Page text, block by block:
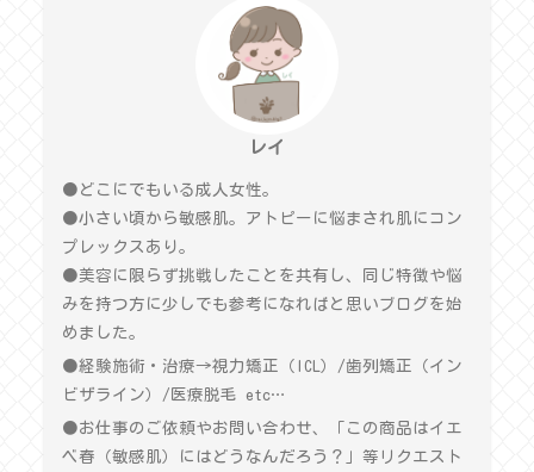
レイ
●どこにでもいる成人女性。
●小さい頃から敏感肌。アトピーに悩まされ肌にコン
プレックスあり。
●美容に限らず挑戦したことを共有し、同じ特徴や悩
みを持つ方に少しでも参考になればと思いブログを始
めました。
●経験施術・治療→視力矯正（ICL）/歯列矯正（イン
ビザライン）/医療脱毛 etc…
●お仕事のご依頼やお問い合わせ、「この商品はイエ
ベ春（敏感肌）にはどうなんだろう？」等リクエスト